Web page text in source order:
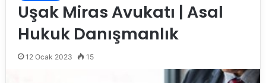
Uşak Miras Avukatı | Asal
Hukuk Danışmanlık
12 Ocak 2023 15